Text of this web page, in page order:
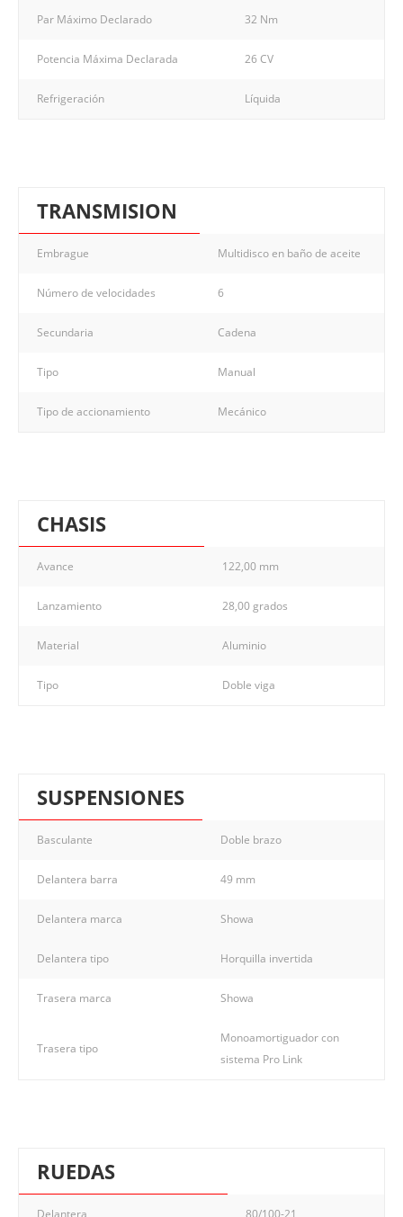
Par Máximo Declarado 32 Nm
Potencia Máxima Declarada 26 CV
Refrigeración Líquida
TRANSMISION
Embrague Multidisco en baño de aceite
Número de velocidades 6
Secundaria Cadena
Tipo Manual
Tipo de accionamiento Mecánico
CHASIS
Avance 122,00 mm
Lanzamiento 28,00 grados
Material Aluminio
Tipo Doble viga
SUSPENSIONES
Basculante Doble brazo
Delantera barra 49 mm
Delantera marca Showa
Delantera tipo Horquilla invertida
Trasera marca Showa
Trasera tipo
Monoamortiguador con
sistema Pro Link
RUEDAS
Delantera 80/100-21